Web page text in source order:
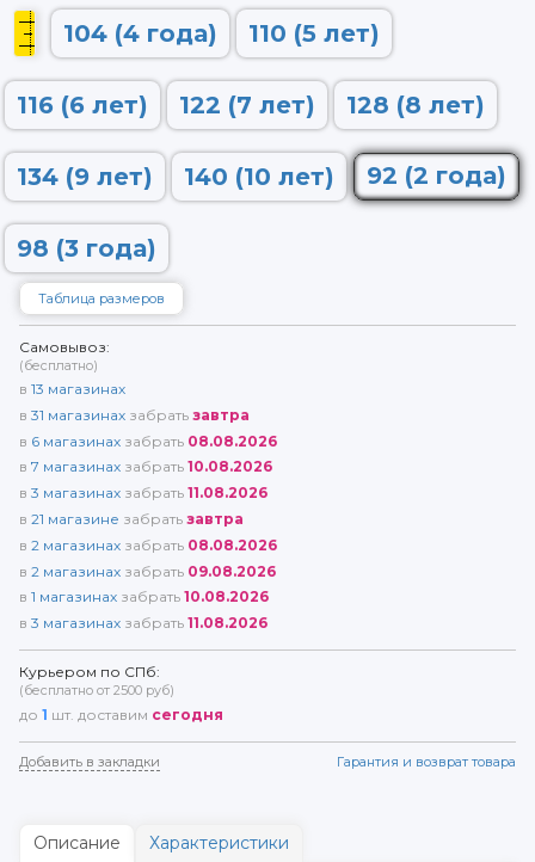
104 (4 года) 110 (5 лет)
116 (6 лет) 122 (7 лет) 128 (8 лет)
134 (9 лет) 140 (10 лет) 92 (2 года)
98 (3 года)
Таблица размеров
Самовывоз:
(бесплатно)
в 13 магазинах
в 31 магазинах забрать завтра
в 6 магазинах забрать 08.08.2026
в 7 магазинах забрать 10.08.2026
в 3 магазинах забрать 11.08.2026
в 21 магазине забрать завтра
в 2 магазинах забрать 08.08.2026
в 2 магазинах забрать 09.08.2026
в 1 магазинах забрать 10.08.2026
в 3 магазинах забрать 11.08.2026
Курьером по СПб:
(бесплатно от 2500 руб)
до 1 шт. доставим сегодня
Добавить в закладки Гарантия и возврат товара
Описание Характеристики